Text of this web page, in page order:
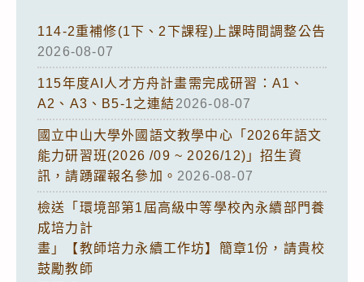
114-2重補修(1下、2下課程)上課時間調整公告
2026-08-07
115年度AI人才方舟計畫需完成研習：A1、
A2、A3、B5-1之連結2026-08-07
國立中山大學外國語文教學中心「2026年語文
能力研習班(2026 /09 ~ 2026/12)」招生資
訊，請踴躍報名參加。 2026-08-07
檢送「環境部第1屆高級中等學校內永續部門養
成培力計
畫」【教師培力永續工作坊】簡章1份，請貴校
鼓勵教師